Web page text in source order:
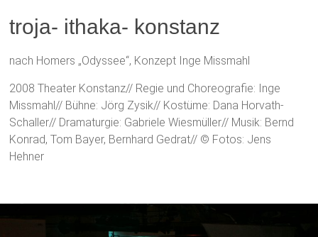
troja- ithaka- konstanz
nach Homers „Odyssee“, Konzept Inge Missmahl
2008 Theater Konstanz// Regie und Choreografie: Inge
Missmahl// Bühne: Jörg Zysik// Kostüme: Dana Horvath-
Schaller// Dramaturgie: Gabriele Wiesmüller// Musik: Bernd
Konrad, Tom Bayer, Bernhard Gedrat// © Fotos: Jens
Hehner